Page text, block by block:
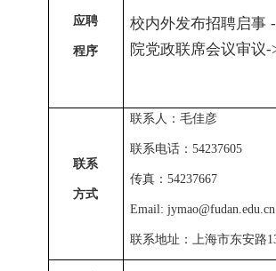
应聘
程序
校内外发布招聘启事
院党政联席会议审议-
联系
方式
联系人：毛佳彦
联系电话： 54237605
传真： 54237667
Email: jymao@fudan.edu.cn
联系地址：上海市东安路